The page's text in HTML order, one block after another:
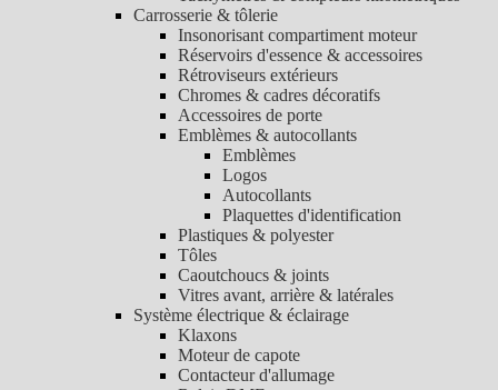
Carrosserie & tôlerie
Insonorisant compartiment moteur
Réservoirs d'essence & accessoires
Rétroviseurs extérieurs
Chromes & cadres décoratifs
Accessoires de porte
Emblèmes & autocollants
Emblèmes
Logos
Autocollants
Plaquettes d'identification
Plastiques & polyester
Tôles
Caoutchoucs & joints
Vitres avant, arrière & latérales
Système électrique & éclairage
Klaxons
Moteur de capote
Contacteur d'allumage